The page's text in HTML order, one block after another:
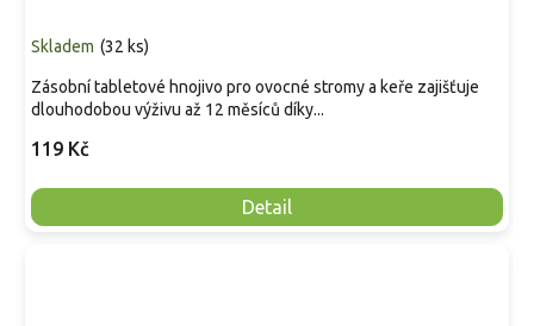
Skladem (32 ks)
119 Kč
Detail
Zásobní tabletové hnojivo pro ovocné stromy a keře zajišťuje
dlouhodobou výživu až 12 měsíců díky...